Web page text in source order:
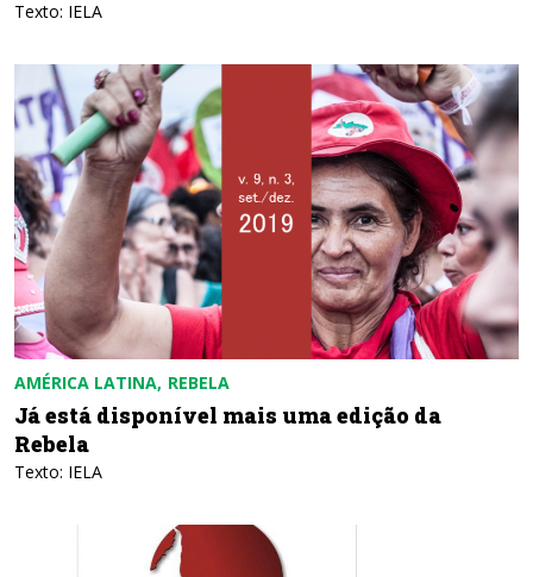
Texto: IELA
AMÉRICA LATINA REBELA
Já está disponível mais uma edição da
Rebela
Texto: IELA